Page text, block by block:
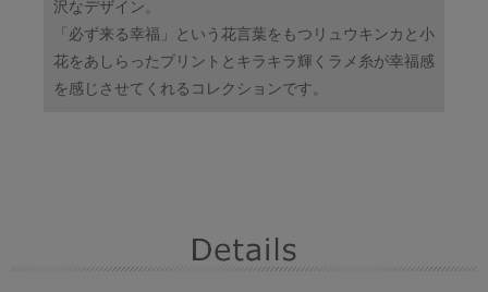
沢なデザイン。
「必ず来る幸福」という花言葉をもつリュウキンカと小
花をあしらったプリントとキラキラ輝くラメ糸が幸福感
を感じさせてくれるコレクションです。